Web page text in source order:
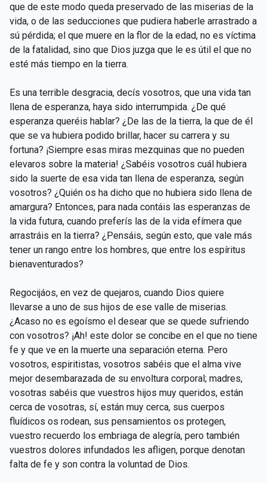
que de este modo queda preservado de las miserias de la
vida, o de las seducciones que pudiera haberle arrastrado a
sú pérdida; el que muere en la flor de la edad, no es víctima
de la fatalidad, sino que Dios juzga que le es útil el que no
esté más tiempo en la tierra.
Es una terrible desgracia, decís vosotros, que una vida tan
llena de esperanza, haya sido interrumpida. ¿De qué
esperanza queréis hablar? ¿De las de la tierra, la que de él
que se va hubiera podido brillar, hacer su carrera y su
fortuna? ¡Siempre esas miras mezquinas que no pueden
elevaros sobre la materia! ¿Sabéis vosotros cuál hubiera
sido la suerte de esa vida tan llena de esperanza, según
vosotros? ¿Quién os ha dicho que no hubiera sido llena de
amargura? Entonces, para nada contáis las esperanzas de
la vida futura, cuando preferís las de la vida efímera que
arrastráis en la tierra? ¿Pensáis, según esto, que vale más
tener un rango entre los hombres, que entre los espíritus
bienaventurados?
Regocijáos, en vez de quejaros, cuando Dios quiere
llevarse a uno de sus hijos de ese valle de miserias.
¿Acaso no es egoísmo el desear que se quede sufriendo
con vosotros? ¡Ah! este dolor se concibe en el que no tiene
fe y que ve en la muerte una separación eterna. Pero
vosotros, espiritistas, vosotros sabéis que el alma vive
mejor desembarazada de su envoltura corporal; madres,
vosotras sabéis que vuestros hijos muy queridos, están
cerca de vosotras, sí, están muy cerca, sus cuerpos
fluídicos os rodean, sus pensamientos os protegen,
vuestro recuerdo los embriaga de alegría, pero también
vuestros dolores infundados les afligen, porque denotan
falta de fe y son contra la voluntad de Dios.